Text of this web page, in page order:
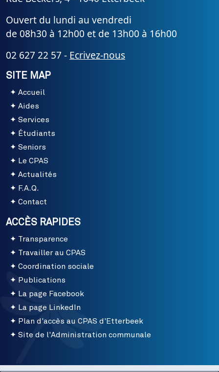
Ouvert du lundi au vendredi
de 08h30 à 12h00 et de 13h00 à 16h00
02 627 22 57 - Ecrivez-nous
SITE MAP
Accueil
Aides
Services
Étudiants
Seniors
Le CPAS
Actualités
F.A.Q.
Contact
ACCÈS RAPIDES
Transparence
Travailler au CPAS
Coordination sociale
Publications
La page Facebook
La page LinkedIn
Plan d'accès au CPAS d'Etterbeek
Site de l'Administration communale